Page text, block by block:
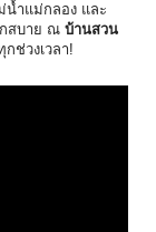
น้ำแม่กลอง และ
สบาย ณ บ้านสวน
กช่วงเวลา!